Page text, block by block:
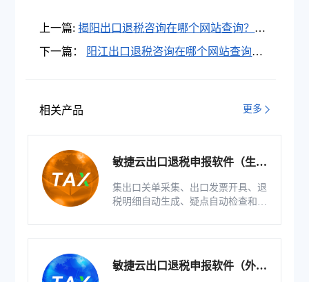
上一篇: 揭阳出口退税咨询在哪个网站查询？揭
阳出口退税申报软件下载地址在哪？
下一篇：
阳江出口退税咨询在哪个网站查询？
相关产品 更多
敏捷云出口退税申报软件（生产
集出口关单采集、出口发票开具、退
税明细自动生成、疑点自动检查和调
敏捷云出口退税申报软件（外贸